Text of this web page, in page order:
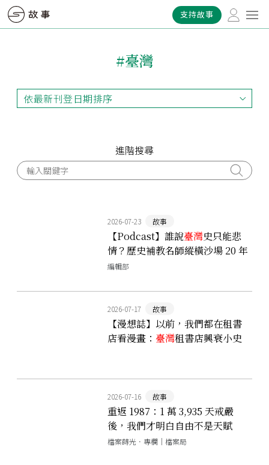
支持故事
#臺灣
依最新刊登日期排序
依最新刊登日期排序
進階搜尋
2026-07-23 故事
【Podcast】誰說臺灣史只能悲
情？歷史補教名師縱橫沙場 20 年
的第一手現場觀察 ft. 呂捷
編輯部
2026-07-17 故事
【漫想誌】以前，我們都在租書
店看漫畫：臺灣租書店興衰小史
2026-07-16 故事
重返 1987：1 萬 3,935 天戒嚴
後，我們才明白自由不是天賦
檔案蒔光．專欄｜檔案局